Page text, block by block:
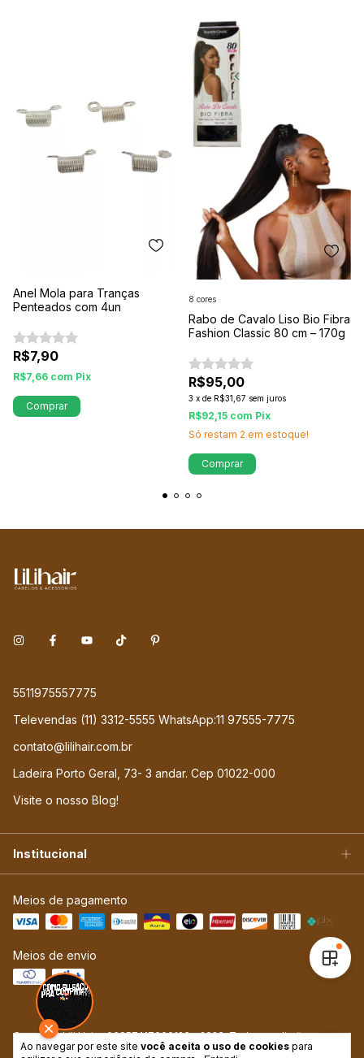
Ao navegar por este site você aceita o uso de cookies para
Anel Mola para Tranças
Penteados com 4un
R$7,90
R$7,66 com Pix
Comprar
Rabo de Cavalo Liso Bio Fibra
Fashion Classic 80 cm – 170g
R$95,00
3 x de R$31,67 sem juros
R$92,15 com Pix
Só restam 2 em estoque!
8 cores
Comprar
5511975557775
Televendas (11) 3312-5555 WhatsApp:11 97555-7775
contato@lilihair.com.br
Ladeira Porto Geral, 73- 3 andar. Cep 01022-000
Visite o nosso Blog!
Institucional
Meios de pagamento
Meios de envio
Copyright Lili Hair - 06957417000123 - 2026. Todos os direitos
reservados.